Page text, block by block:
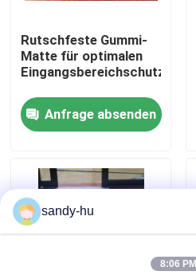
Kontakt mit uns
Neuigkeiten
Rechtssachen
Bodenschutz
Rutschfeste Gummi-
Matte für optimalen
Eingangsbereichschutz
Anfrage absenden
sandy-hu
8:06 PM